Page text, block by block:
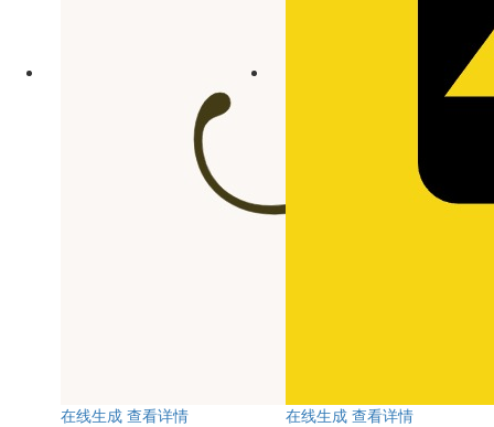
在线生成 查看详情
在线生成 查看详情